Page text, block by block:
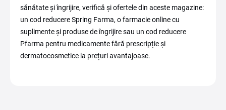
sănătate și îngrijire, verifică și ofertele din aceste magazine:
un cod reducere Spring Farma, o farmacie online cu
suplimente și produse de îngrijire sau un cod reducere
Pfarma pentru medicamente fără prescripție și
dermatocosmetice la prețuri avantajoase.